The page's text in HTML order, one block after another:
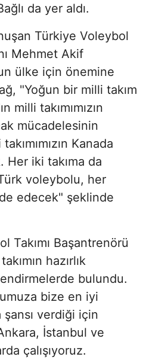
da yer aldı.
Türkiye Voleybol
Mehmet Akif
ülke için önemine
"Yoğun bir milli takım
milli takımımızın
mücadelesinin
Kanada
Her iki takıma da
voleybolu, her
edecek" şeklinde
Takımı Başantrenörü
hazırlık
bulundu.
bize en iyi
şansı verdiği için
İstanbul ve
çalışıyoruz.